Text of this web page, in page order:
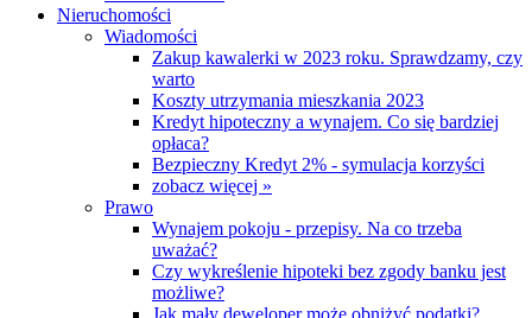
Nieruchomości
Wiadomości
Zakup kawalerki w 2023 roku. Sprawdzamy, czy
warto
Koszty utrzymania mieszkania 2023
Kredyt hipoteczny a wynajem. Co się bardziej
opłaca?
Bezpieczny Kredyt 2% - symulacja korzyści
zobacz więcej »
Prawo
Wynajem pokoju - przepisy. Na co trzeba
uważać?
Czy wykreślenie hipoteki bez zgody banku jest
możliwe?
Jak mały deweloper może obniżyć podatki?